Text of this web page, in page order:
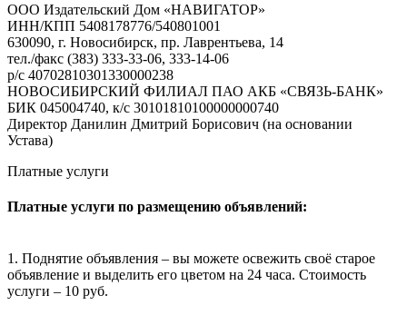
ООО Издательский Дом «НАВИГАТОР»
ИНН/КПП 5408178776/540801001
630090, г. Новосибирск, пр. Лаврентьева, 14
тел./факс (383) 333-33-06, 333-14-06
р/с 40702810301330000238
НОВОСИБИРСКИЙ ФИЛИАЛ ПАО АКБ «СВЯЗЬ-БАНК»
БИК 045004740, к/с 30101810100000000740
Директор Данилин Дмитрий Борисович (на основании
Устава)
Платные услуги
Платные услуги по размещению объявлений:
1. Поднятие объявления – вы можете освежить своё старое
объявление и выделить его цветом на 24 часа. Стоимость
услуги – 10 руб.